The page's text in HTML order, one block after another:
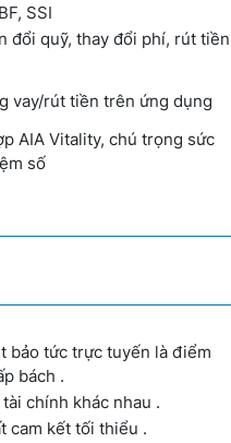
SSI
đổi quỹ, thay đổi phí, rút tiền
vay/rút tiền trên ứng dụng
AIA Vitality, chú trọng sức
số
bảo tức trực tuyến là điểm
bách .
chính khác nhau .
cam kết tối thiểu .